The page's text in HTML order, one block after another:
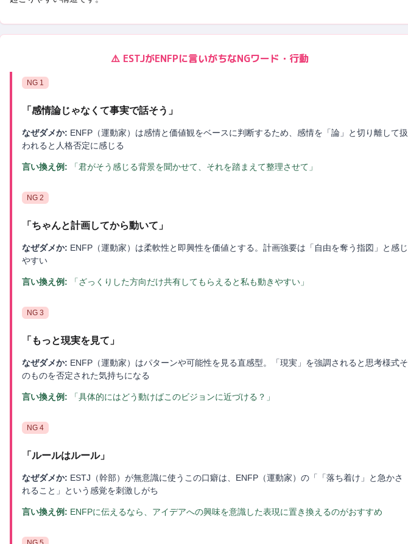
⚠️ ESTJがENFPに言いがちなNGワード・行動
NG 1
「 感情論じゃなくて事実で話そう 」
なぜダメか: ENFP（運動家）は感情と価値観をベースに判断するため、感情を「論」と切り離して扱
われると人格否定に感じる
言い換え例: 「君がそう感じる背景を聞かせて、それを踏まえて整理させて」
NG 2
「 ちゃんと計画してから動いて 」
なぜダメか: ENFP（運動家）は柔軟性と即興性を価値とする。計画強要は「自由を奪う指図」と感じ
やすい
言い換え例: 「ざっくりした方向だけ共有してもらえると私も動きやすい」
NG 3
「 もっと現実を見て 」
なぜダメか: ENFP（運動家）はパターンや可能性を見る直感型。「現実」を強調されると思考様式そ
のものを否定された気持ちになる
言い換え例: 「具体的にはどう動けばこのビジョンに近づける？」
NG 4
「 ルールはルール」
なぜダメか: ESTJ（幹部）が無意識に使うこの口癖は、ENFP（運動家）の「「落ち着け」と急かさ
れること」という感覚を刺激しがち
言い換え例: ENFPに伝えるなら、アイデアへの興味を意識した表現に置き換えるのがおすすめ